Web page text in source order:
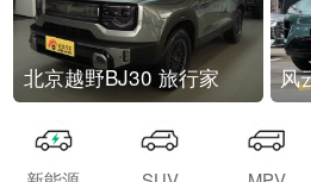
北京越野BJ30 旅行家 风